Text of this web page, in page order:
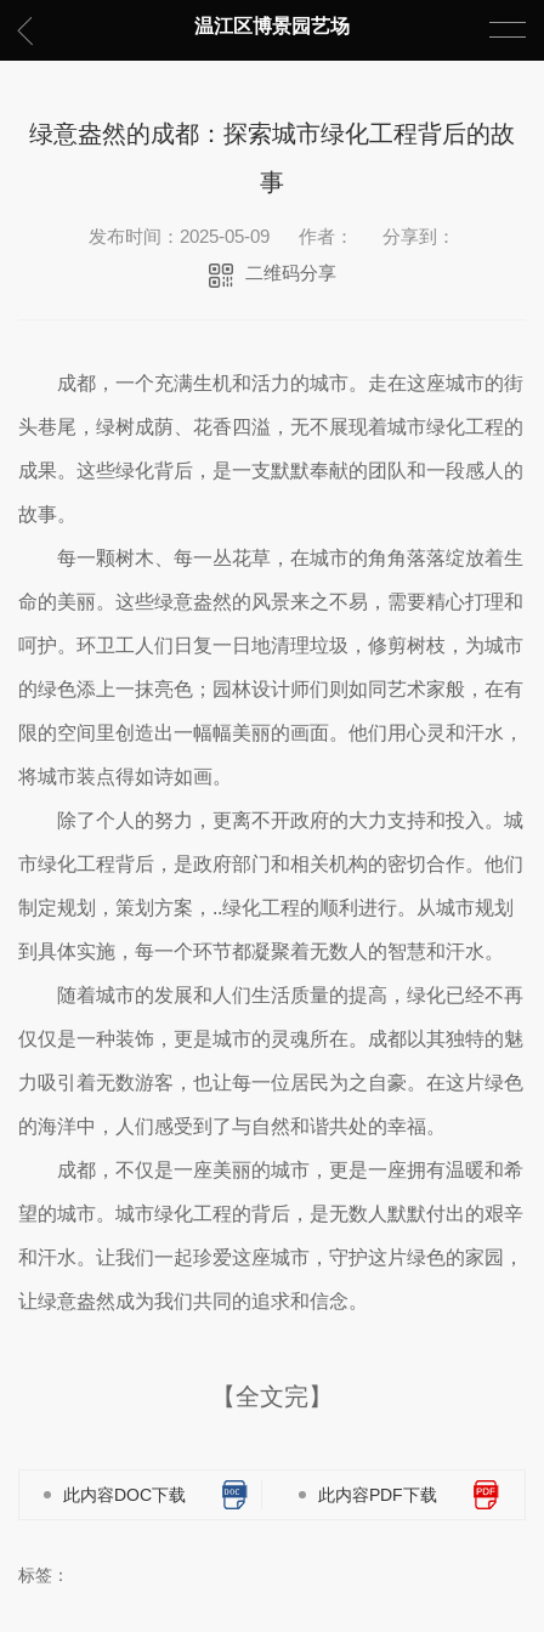
温江区博景园艺场
绿意盎然的成都：探索城市绿化工程背后的故
事
发布时间：2025-05-09 作者：
分享到：
二维码分享
成都，一个充满生机和活力的城市。走在这座城市的街
头巷尾，绿树成荫、花香四溢，无不展现着城市绿化工程的
成果。这些绿化背后，是一支默默奉献的团队和一段感人的
故事。
每一颗树木、每一丛花草，在城市的角角落落绽放着生
命的美丽。这些绿意盎然的风景来之不易，需要精心打理和
呵护。环卫工人们日复一日地清理垃圾，修剪树枝，为城市
的绿色添上一抹亮色；园林设计师们则如同艺术家般，在有
限的空间里创造出一幅幅美丽的画面。他们用心灵和汗水，
将城市装点得如诗如画。
除了个人的努力，更离不开政府的大力支持和投入。城
市绿化工程背后，是政府部门和相关机构的密切合作。他们
制定规划，策划方案，..绿化工程的顺利进行。从城市规划
到具体实施，每一个环节都凝聚着无数人的智慧和汗水。
随着城市的发展和人们生活质量的提高，绿化已经不再
仅仅是一种装饰，更是城市的灵魂所在。成都以其独特的魅
力吸引着无数游客，也让每一位居民为之自豪。在这片绿色
的海洋中，人们感受到了与自然和谐共处的幸福。
成都，不仅是一座美丽的城市，更是一座拥有温暖和希
望的城市。城市绿化工程的背后，是无数人默默付出的艰辛
和汗水。让我们一起珍爱这座城市，守护这片绿色的家园，
让绿意盎然成为我们共同的追求和信念。
【全文完】
此内容DOC下载 此内容PDF下载
标签：